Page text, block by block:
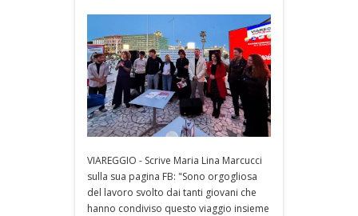
VIAREGGIO - Scrive Maria Lina Marcucci
sulla sua pagina FB: "Sono orgogliosa
del lavoro svolto dai tanti giovani che
hanno condiviso questo viaggio insieme